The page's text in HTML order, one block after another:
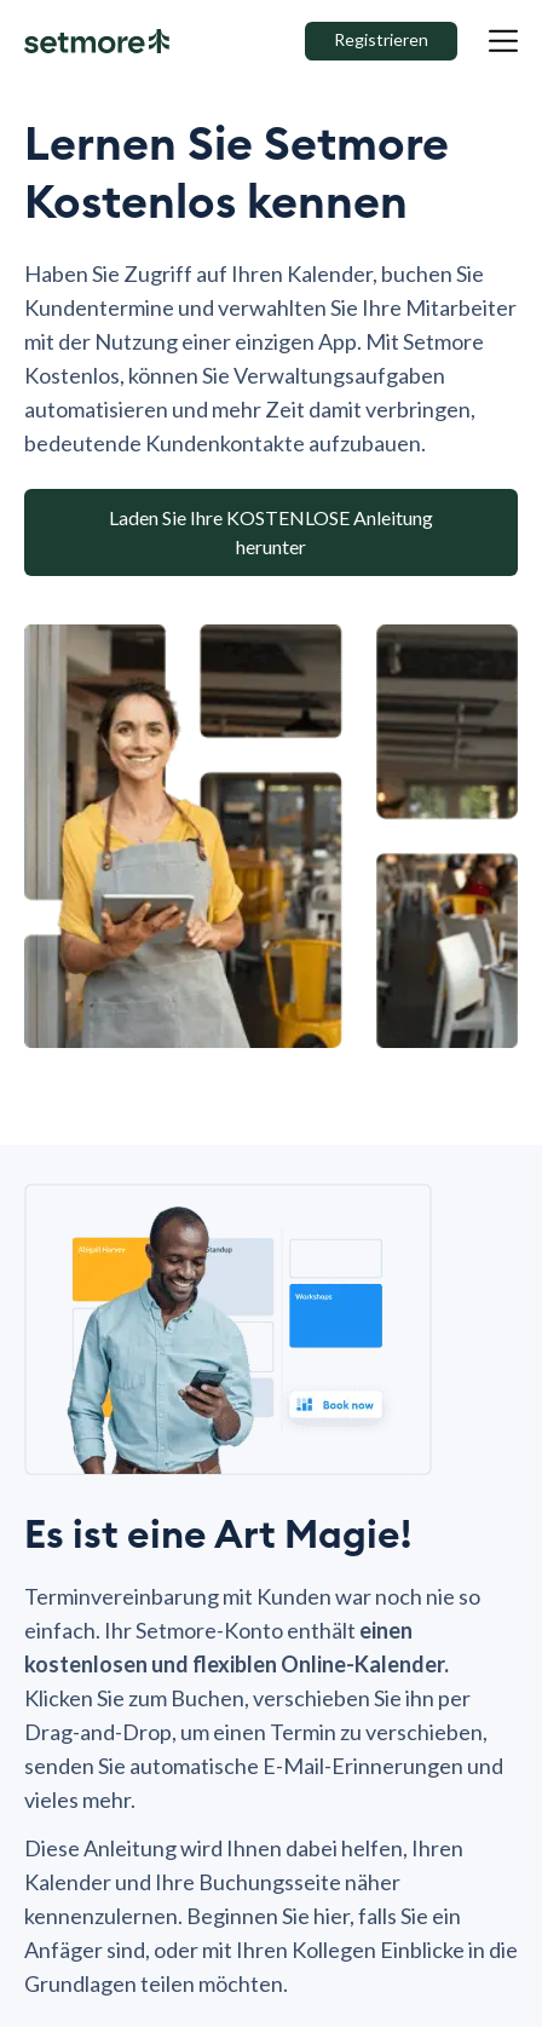
Registrieren
Lernen Sie Setmore
Kostenlos kennen
Haben Sie Zugriff auf Ihren Kalender, buchen Sie
Kundentermine und verwahlten Sie Ihre Mitarbeiter
mit der Nutzung einer einzigen App. Mit Setmore
Kostenlos, können Sie Verwaltungsaufgaben
automatisieren und mehr Zeit damit verbringen,
bedeutende Kundenkontakte aufzubauen.
Laden Sie Ihre KOSTENLOSE Anleitung
herunter
Es ist eine Art Magie!
Terminvereinbarung mit Kunden war noch nie so
einfach. Ihr Setmore-Konto enthält einen
kostenlosen und flexiblen Online-Kalender.
Klicken Sie zum Buchen, verschieben Sie ihn per
Drag-and-Drop, um einen Termin zu verschieben,
senden Sie automatische E-Mail-Erinnerungen und
vieles mehr.
Diese Anleitung wird Ihnen dabei helfen, Ihren
Kalender und Ihre Buchungsseite näher
kennenzulernen. Beginnen Sie hier, falls Sie ein
Anfäger sind, oder mit Ihren Kollegen Einblicke in die
Grundlagen teilen möchten.